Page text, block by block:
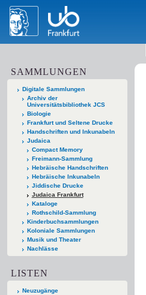
SAMMLUNGEN
Digitale Sammlungen
Archiv der
Universitätsbibliothek JCS
Biologie
Frankfurt und Seltene Drucke
Handschriften und Inkunabeln
Judaica
Compact Memory
Freimann-Sammlung
Hebräische Handschriften
Hebräische Inkunabeln
Jiddische Drucke
Judaica Frankfurt
Kataloge
Rothschild-Sammlung
Kinderbuchsammlungen
Koloniale Sammlungen
Musik und Theater
Nachlässe
LISTEN
Neuzugänge